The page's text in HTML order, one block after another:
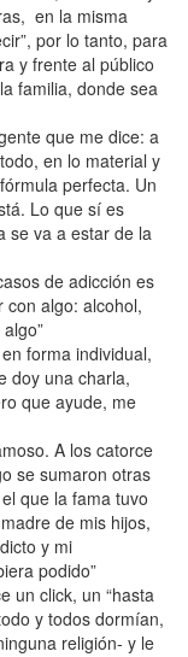
en la misma
por lo tanto, para
y frente al público
familia, donde sea
que me dice: a
en lo material y
perfecta. Un
Lo que sí es
se va a estar de la
de adicción es
con algo: alcohol,
forma individual,
doy una charla,
que ayude, me
A los catorce
se sumaron otras
que la fama tuvo
de mis hijos,
y mi
podido”
un click, un “hasta
y todos dormían,
religión- y le